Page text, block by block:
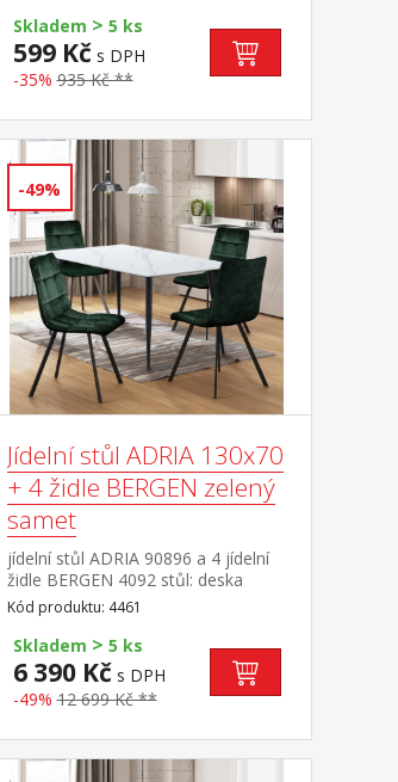
Skladem > 5 ks
599 Kč s DPH
-35% 935 Kč **
-49%
Jídelní stůl ADRIA 130x70
+ 4 židle BERGEN zelený
samet
jídelní stůl ADRIA 90896 a 4 jídelní
židle BERGEN 4092 stůl: deska
keramika, barevné provedení
imitace mramoru kovová
konstrukce, barevné provedení
černá židle: sametový potah,
barevné provedení zelená kovová
konstrukce, barevné provedení
75 cm rozměr židle (š/h/v) 45 × 53 ×
Kód produktu: 4461
Skladem > 5 ks
6 390 Kč s DPH
-49% 12 699 Kč **